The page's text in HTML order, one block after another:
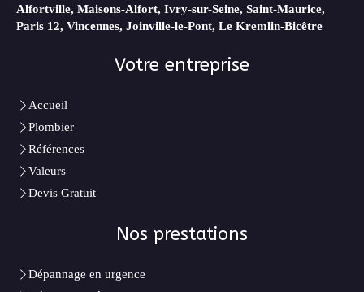
Alfortville, Maisons-Alfort, Ivry-sur-Seine, Saint-Maurice,
Paris 12, Vincennes, Joinville-le-Pont, Le Kremlin-Bicêtre
Votre entreprise
Accueil
Plombier
Références
Valeurs
Devis Gratuit
Nos prestations
Dépannage en urgence